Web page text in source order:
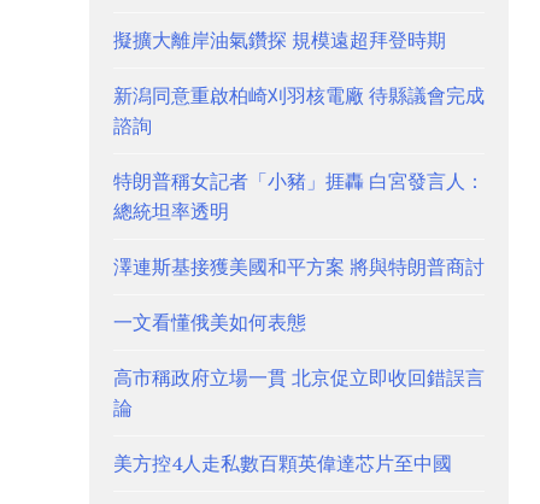
擬擴大離岸油氣鑽探 規模遠超拜登時期
新潟同意重啟柏崎刈羽核電廠 待縣議會完成
諮詢
特朗普稱女記者「小豬」捱轟 白宮發言人：
總統坦率透明
澤連斯基接獲美國和平方案 將與特朗普商討
一文看懂俄美如何表態
高市稱政府立場一貫 北京促立即收回錯誤言
論
美方控4人走私數百顆英偉達芯片至中國